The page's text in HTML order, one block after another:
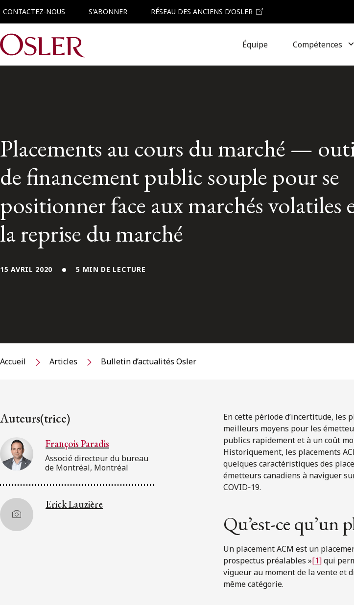
CONTACTEZ-NOUS S'ABONNER RÉSEAU DES ANCIENS D’OSLER
Main Navigation Équipe Compétences
Placements au cours du marché —
de financement public souple pour se
positionner face aux marchés volatiles
la reprise du marché
15 AVRIL 2020 5 MIN DE LECTURE
Accueil Articles Bulletin d’actualités Osler
Auteurs(trice)
François Paradis
Associé directeur du bureau
de Montréal, Montréal
Erick Lauzière
En cette période d’incertitude, les
meilleurs moyens pour les
publics rapidement et à un coût
Historiquement, les placements
quelques caractéristiques des
émetteurs canadiens à naviguer
COVID‑19.
Qu’est-ce qu’un
Un placement ACM est un
prospectus préalables »[1]qui
vigueur au moment de la vente et
même catégorie.